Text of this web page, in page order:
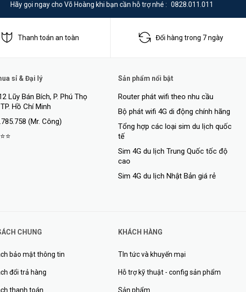
sử dụng và dung lượng internet 4G mong muốn mọi vấn để khách hãy để
Hãy gọi ngay cho Võ Hoàng khi bạn cần hỗ trợ nhé : 0828.011.011
Thanh toán an toàn Đổi hàng trong 7 ngày
sỉ & Đại lý
Lũy Bán Bích, P. Phú Thọ
Hồ Chí Minh
(Mr. Công)
Sản phẩm nổi bật
Router phát wifi theo nhu cầu
Bộ phát wifi 4G di động chính hãng
Tổng hợp các loại sim du lịch quốc
tế
Sim 4G du lịch Trung Quốc tốc độ
cao
Sim 4G du lịch Nhật Bản giá rẻ
CHUNG
bảo mật thông tin
đổi trả hàng
thanh toán
KHÁCH HÀNG
TIn tức và khuyến mại
Hỗ trợ kỹ thuật - config sản phẩm
Sản phẩm